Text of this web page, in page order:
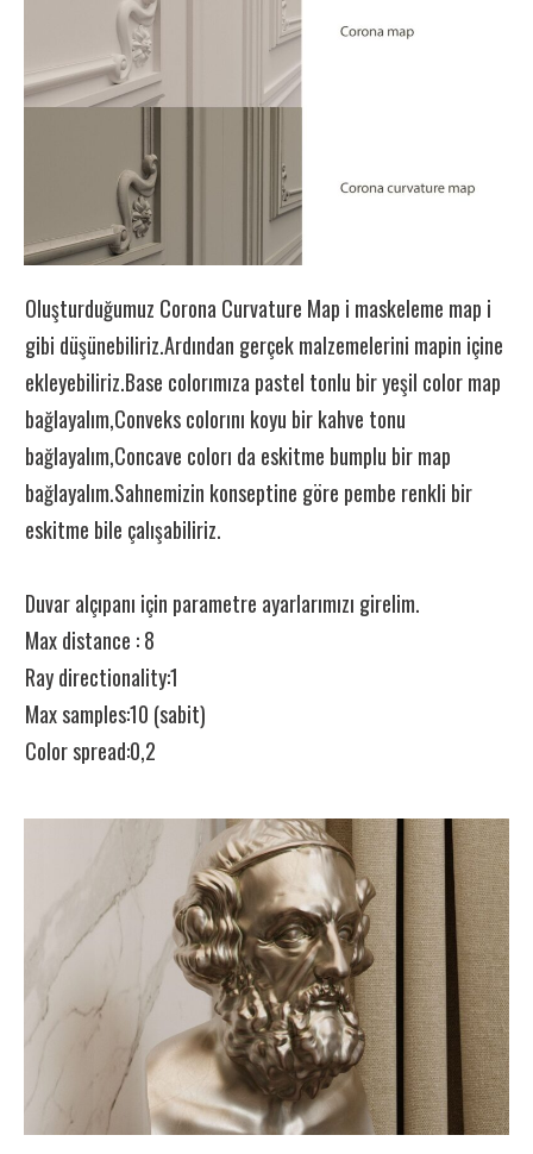
Oluşturduğumuz Corona Curvature Map i maskeleme map i
gibi düşünebiliriz.Ardından gerçek malzemelerini mapin içine
ekleyebiliriz.Base colorımıza pastel tonlu bir yeşil color map
bağlayalım,Conveks colorını koyu bir kahve tonu
bağlayalım,Concave colorı da eskitme bumplu bir map
bağlayalım.Sahnemizin konseptine göre pembe renkli bir
eskitme bile çalışabiliriz.
Duvar alçıpanı için parametre ayarlarımızı girelim.
Max distance : 8
Ray directionality:1
Max samples:10 (sabit)
Color spread:0,2